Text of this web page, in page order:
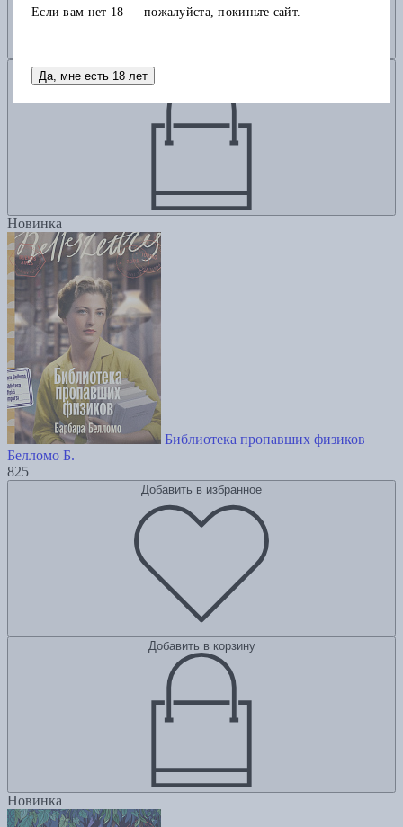
Добавить в корзину
Новинка
Библиотека пропавших физиков
Белломо Б.
825
Добавить в избранное
Добавить в корзину
Новинка
Если вам нет 18 — пожалуйста, покиньте сайт.
Да, мне есть 18 лет